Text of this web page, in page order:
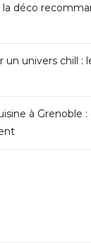
la déco
un univers chill :
à Grenoble